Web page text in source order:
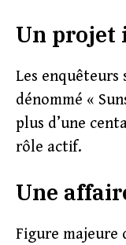
Un projet
Les
dénommé «
plus d’une
rôle actif.
Une
Figure majeure